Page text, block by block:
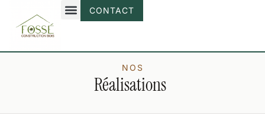
CONTACT
NOS
Réalisations